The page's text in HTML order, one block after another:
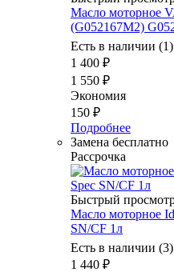
Масло моторное
(G052167М2)
Есть в наличии (1)
1 400 ₽
1 550 ₽
Экономия
150 ₽
Подробнее
Замена бесплатно
Рассрочка
Быстрый
Масло моторное
SN/CF 1л
Есть в наличии (3)
1 440 ₽